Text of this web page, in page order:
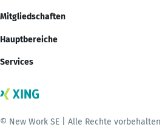
Mitgliedschaften
Hauptbereiche
Services
© New Work SE | Alle Rechte vorbehalten